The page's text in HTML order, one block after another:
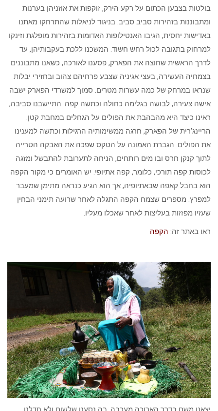
בולטות בצבען הכתום על רקע הירק, זוקפות את אוזניהן בערנות
ומתבוננות בזהירות סביב סביב. בניגוד לניאלות שהתרחקו מאתנו
באדישות יחסית, הגיבו האנטילופות האדומות בזהירות מופלגת וזינקו
למרחוק בתגובה לכול רחש חשוד. המשכנו ללכת בעקבותיהן, עד
לדרך הראשית שחוצה את הפארק, פסענו לאורכה, כשאנו מתבוננים
בצמחיה העשירה, בעצי אגיניה שצבע פרחיהם צהוב ובחזירי יבלות
שנראו במרחק של כמה עשרות מטרים. סמוך למשרדי הפארק ישבה
אישה צעירה, לבושה בגלימה כחולה וכתשה קפה. התיישבנו סביבה,
ראינו כיצד היא מהבהבת את הפולים על הגחלים במחבת קטן.
הריינג’רית של הפארק, חרגה ממשימותיה הרגילות וכתשה למענינו
את הפולים. הגברת האמונה על הטקס שפכה את האבקה הטרייה
לתוך קנקן חרס ובו מים רותחים, הניחה לתערובת להתבשל ומזגה
לכוסות קפה תורכי, כלומר, קפה אתיופי. יש האומרים כי מקור הקפה
הוא בחבל קאפה שבאתיופיה, אך הוא הגיע כנראה מתימן שמעבר
למפרץ. מספרים שצמח הקפה התגלה לאחר שרועה תימני הבחין
שעזיו מפזזות בעליצות לאחר שאכלו מעליו.
ראו באתר זה: הקפה